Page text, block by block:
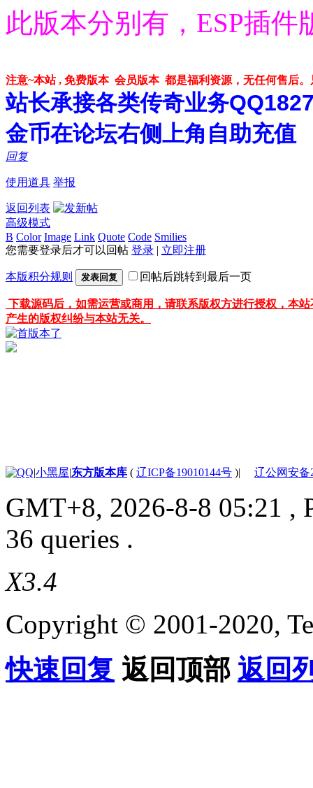
此版本分别有，ESP插
注意~本站 , 免费版本 会员版本 都是福利资源，无任何售后
站长承接各类传奇业务
金币在论坛右侧上角自助充值
回复
使用道具 举报
返回列表
高级模式
B Color Image Link Quote Code Smilies
您需要登录后才可以回帖 登录 | 立即注册
本版积分规则 发表回复 回帖后跳转到最后一页
下载源码后，如需运营或商用，请联系版权方进行授权，本
产生的版权纠纷与本站无关。
|小黑屋|东方版本库 ( 辽ICP备19010144号 )| 辽公网安备
GMT+8, 2026-8-8 05:21 ,
36 queries .
X3.4
Copyright © 2001-2020,
快速回复 返回顶部 返回